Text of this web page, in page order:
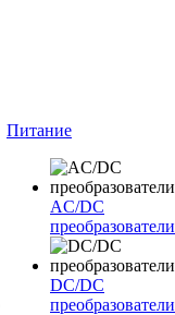
Питание
AC/DC
преобразователи
DC/DC
преобразователи